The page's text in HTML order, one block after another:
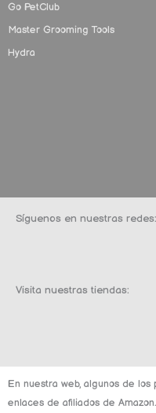
Go PetClub
Master Grooming Tools
Hydra
Síguenos en nuestras redes:
Visita nuestras tiendas:
En nuestra web, algunos de
enlaces de afiliados de